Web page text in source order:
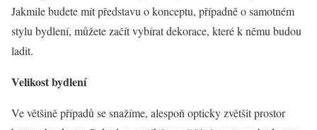
Jakmile budete mít představu o konceptu, případně o samotném
stylu bydlení, můžete začít vybírat dekorace, které k němu budou
ladit.
Velikost bydlení
Ve většině případů se snažíme, alespoň opticky zvětšit prostor